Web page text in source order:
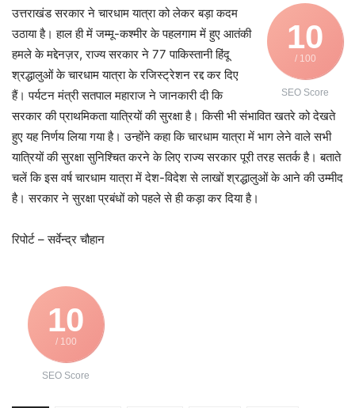
10
/ 100
SEO Score
उत्तराखंड सरकार ने चारधाम यात्रा को लेकर बड़ा कदम
उठाया है। हाल ही में जम्मू-कश्मीर के पहलगाम में हुए आतंकी
हमले के मद्देनज़र, राज्य सरकार ने 77 पाकिस्तानी हिंदू
श्रद्धालुओं के चारधाम यात्रा के रजिस्ट्रेशन रद्द कर दिए
हैं। पर्यटन मंत्री सतपाल महाराज ने जानकारी दी कि
सरकार की प्राथमिकता यात्रियों की सुरक्षा है। किसी भी संभावित खतरे को देखते
हुए यह निर्णय लिया गया है। उन्होंने कहा कि चारधाम यात्रा में भाग लेने वाले सभी
यात्रियों की सुरक्षा सुनिश्चित करने के लिए राज्य सरकार पूरी तरह सतर्क है। बताते
चलें कि इस वर्ष चारधाम यात्रा में देश-विदेश से लाखों श्रद्धालुओं के आने की उम्मीद
है। सरकार ने सुरक्षा प्रबंधों को पहले से ही कड़ा कर दिया है।
रिपोर्ट – सर्वेन्द्र चौहान
10
/ 100
SEO Score